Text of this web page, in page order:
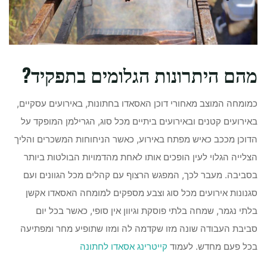
מהם היתרונות הגלומים בתפקיד?
כמומחה המוצב מאחורי דוכן האסאדו בחתונות, באירועים עסקיים,
באירועים קטנים ובאירועים ביתיים מכל סוג, הגרילמן המופקד על
הדוכן מככב כאיש מפתח באירוע, כאשר הניחוחות המשכרים והליך
הצלייה הגלוי לעין הופכים אותו לאחת מהדמויות הבולטות ביותר
בסביבה. מעבר לכך, המפגש הרצוף עם קהלים מכל הגוונים ועם
סגנונות אירועים מכל סוג וצבע מספקים למומחה האסאדו אקשן
בלתי נגמר, שמחה בלתי פוסקת וגיוון אין סופי, כאשר בכל יום
סביבת העבודה שונה מזו שקדמה לה ומזו שתופיע מחר ומפתיעה
בכל פעם מחדש. לעמוד קייטרינג אסאדו לחתונה